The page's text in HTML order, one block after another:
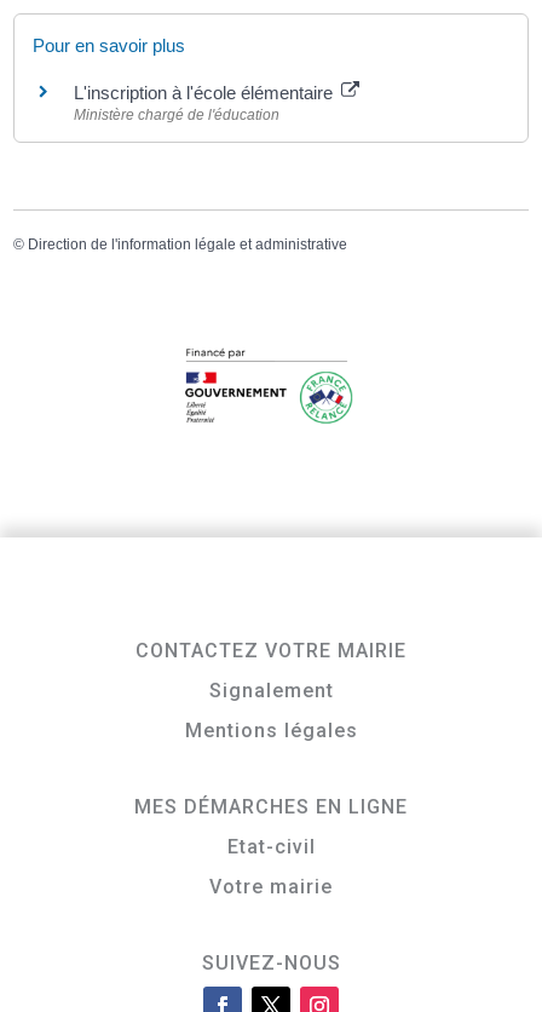
Pour en savoir plus
L'inscription à l'école élémentaire
Ministère chargé de l'éducation
© Direction de l'information légale et administrative
CONTACTEZ VOTRE MAIRIE
Signalement
Mentions légales
MES DÉMARCHES EN LIGNE
Etat-civil
Votre mairie
SUIVEZ-NOUS